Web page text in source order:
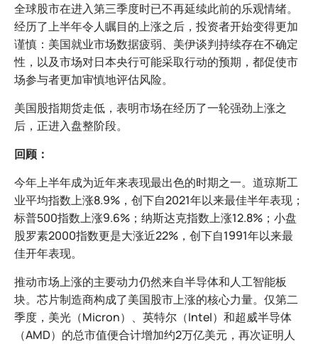
全球股市在进入第三季度时已不再延续此前的乐观情绪。
经历了上半年令人瞩目的上涨之后，投资者开始变得更加
谨慎：美国就业市场数据疲弱、美伊谈判持续存在不确定
性，以及市场对日本央行可能采取行动的预期，都促使市
场参与者更加审慎地评估风险。
美国股指期货走低，表明市场在经历了一轮强劲上涨之
后，正进入盘整阶段。
回顾：
今年上半年成为近年来表现最出色的时期之一。道琼斯工
业平均指数上涨8.9%，创下自2021年以来最佳半年表现；
标普500指数上涨9.6%；纳斯达克指数上涨12.8%；小盘
股罗素2000指数更是大涨近22%，创下自1991年以来最
佳开年表现。
推动市场上涨的主要动力仍然来自半导体和人工智能板
块。芯片制造商构成了美国股市上涨的核心力量。仅第二
季度，美光（Micron）、英特尔（Intel）和超威半导体
（AMD）的总市值便合计增加约2万亿美元，再次证明人